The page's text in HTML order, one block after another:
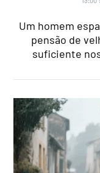
Um homem
pensão de
suficiente